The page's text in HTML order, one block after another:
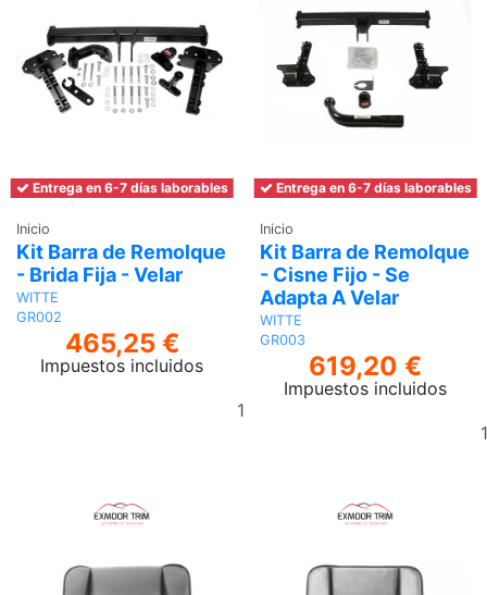
Entrega en 6-7 días laborables
Inicio
Kit Barra de Remolque
- Brida Fija - Velar
WITTE
GR002
465,25 €
Impuestos incluidos
Añadir
Entrega en 6-7 días laborables
Inicio
Kit Barra de Remolque
- Cisne Fijo - Se
Adapta A Velar
WITTE
GR003
619,20 €
Impuestos incluidos